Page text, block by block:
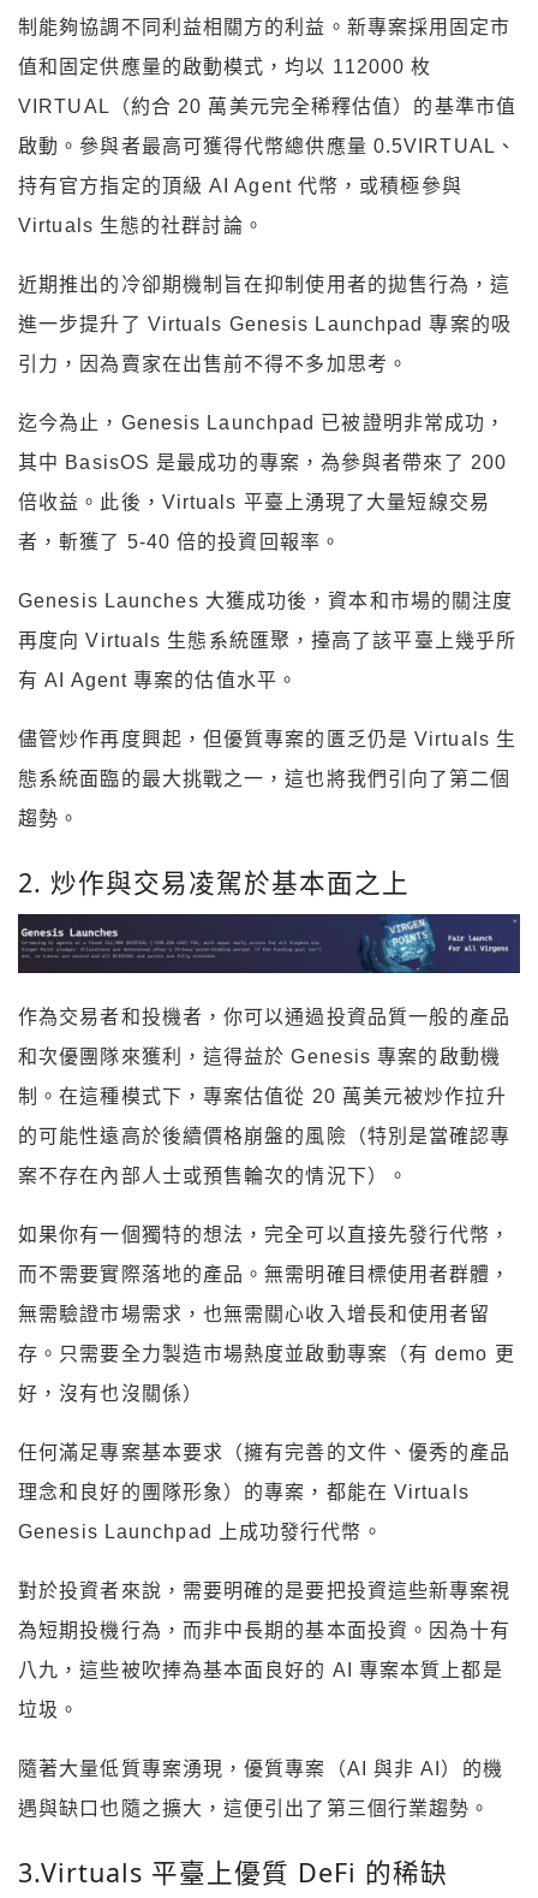
制能夠協調不同利益相關方的利益。新專案採用固定市
值和固定供應量的啟動模式，均以 112000 枚
VIRTUAL（約合 20 萬美元完全稀釋估值）的基準市值
啟動。參與者最高可獲得代幣總供應量 0.5VIRTUAL、
持有官方指定的頂級 AI Agent 代幣，或積極參與
Virtuals 生態的社群討論。
近期推出的冷卻期機制旨在抑制使用者的拋售行為，這
進一步提升了 Virtuals Genesis Launchpad 專案的吸
引力，因為賣家在出售前不得不多加思考。
迄今為止，Genesis Launchpad 已被證明非常成功，
其中 BasisOS 是最成功的專案，為參與者帶來了 200
倍收益。此後，Virtuals 平臺上湧現了大量短線交易
者，斬獲了 5-40 倍的投資回報率。
Genesis Launches 大獲成功後，資本和市場的關注度
再度向 Virtuals 生態系統匯聚，擡高了該平臺上幾乎所
有 AI Agent 專案的估值水平。
儘管炒作再度興起，但優質專案的匱乏仍是 Virtuals 生
態系統面臨的最大挑戰之一，這也將我們引向了第二個
趨勢。
2. 炒作與交易凌駕於基本面之上
作為交易者和投機者，你可以通過投資品質一般的產品
和次優團隊來獲利，這得益於 Genesis 專案的啟動機
制。在這種模式下，專案估值從 20 萬美元被炒作拉升
的可能性遠高於後續價格崩盤的風險（特別是當確認專
案不存在內部人士或預售輪次的情況下）。
如果你有一個獨特的想法，完全可以直接先發行代幣，
而不需要實際落地的產品。無需明確目標使用者群體，
無需驗證市場需求，也無需關心收入增長和使用者留
存。只需要全力製造市場熱度並啟動專案（有 demo 更
好，沒有也沒關係）
任何滿足專案基本要求（擁有完善的文件、優秀的產品
理念和良好的團隊形象）的專案，都能在 Virtuals
Genesis Launchpad 上成功發行代幣。
對於投資者來說，需要明確的是要把投資這些新專案視
為短期投機行為，而非中長期的基本面投資。因為十有
八九，這些被吹捧為基本面良好的 AI 專案本質上都是
垃圾。
隨著大量低質專案湧現，優質專案（AI 與非 AI）的機
遇與缺口也隨之擴大，這便引出了第三個行業趨勢。
3.Virtuals 平臺上優質 DeFi 的稀缺